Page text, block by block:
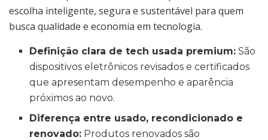
escolha inteligente, segura e sustentável para quem
busca qualidade e economia em tecnologia.
Definição clara de tech usada premium: São
dispositivos eletrônicos revisados e certificados
que apresentam desempenho e aparência
próximos ao novo.
Diferença entre usado, recondicionado e
renovado: Produtos renovados são